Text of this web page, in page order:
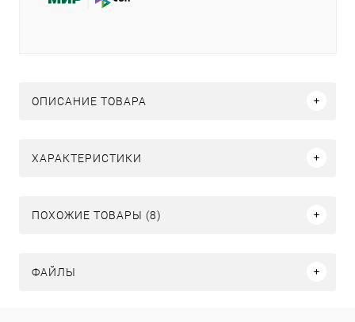
ОПИСАНИЕ ТОВАРА
ХАРАКТЕРИСТИКИ
ПОХОЖИЕ ТОВАРЫ (8)
ФАЙЛЫ